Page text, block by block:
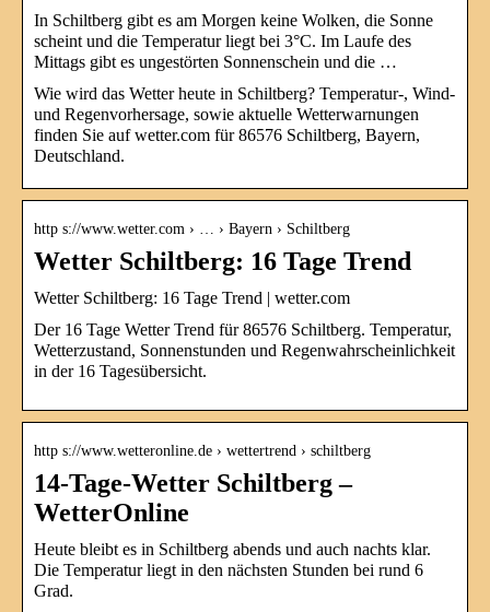
In Schiltberg gibt es am Morgen keine Wolken, die Sonne
scheint und die Temperatur liegt bei 3°C. Im Laufe des
Mittags gibt es ungestörten Sonnenschein und die …
Wie wird das Wetter heute in Schiltberg? Temperatur-, Wind-
und Regenvorhersage, sowie aktuelle Wetterwarnungen
finden Sie auf wetter.com für 86576 Schiltberg, Bayern,
Deutschland.
http s://www.wetter.com › … › Bayern › Schiltberg
Wetter Schiltberg: 16 Tage Trend
Wetter Schiltberg: 16 Tage Trend | wetter.com
Der 16 Tage Wetter Trend für 86576 Schiltberg. Temperatur,
Wetterzustand, Sonnenstunden und Regenwahrscheinlichkeit
in der 16 Tagesübersicht.
http s://www.wetteronline.de › wettertrend › schiltberg
14-Tage-Wetter Schiltberg –
WetterOnline
Heute bleibt es in Schiltberg abends und auch nachts klar.
Die Temperatur liegt in den nächsten Stunden bei rund 6
Grad.